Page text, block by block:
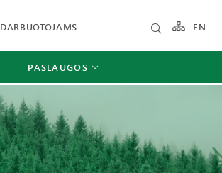
DARBUOTOJAMS EN
PASLAUGOS